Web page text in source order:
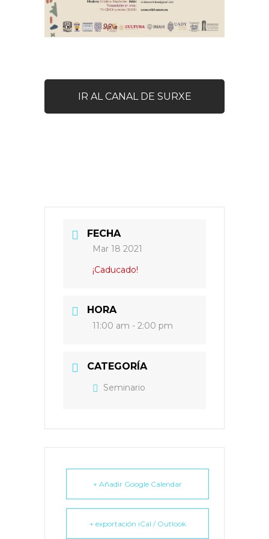
IR AL CANAL DE SURXE
FECHA
Mar 18 2021
¡Caducado!
HORA
11:00 am - 2:00 pm
CATEGORÍA
Seminario
+ Añadir Google Calendar
+ exportación iCal / Outlook